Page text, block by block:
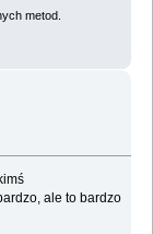
metod.
ale to bardzo